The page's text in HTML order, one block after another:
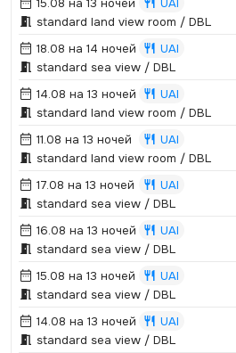
15.08 на 13 ночей
UAI
standard land view room / DBL
18.08 на 14 ночей
UAI
standard sea view / DBL
14.08 на 13 ночей
UAI
standard land view room / DBL
11.08 на 13 ночей
UAI
standard land view room / DBL
17.08 на 13 ночей
UAI
standard sea view / DBL
16.08 на 13 ночей
UAI
standard sea view / DBL
15.08 на 13 ночей
UAI
standard sea view / DBL
14.08 на 13 ночей
UAI
standard sea view / DBL